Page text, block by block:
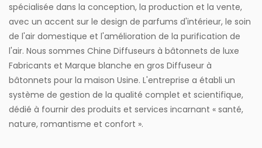
spécialisée dans la conception, la production et la vente,
avec un accent sur le design de parfums d'intérieur, le soin
de l'air domestique et l'amélioration de la purification de
l'air. Nous sommes Chine Diffuseurs à bâtonnets de luxe
Fabricants et Marque blanche en gros Diffuseur à
bâtonnets pour la maison Usine. L'entreprise a établi un
système de gestion de la qualité complet et scientifique,
dédié à fournir des produits et services incarnant « santé,
nature, romantisme et confort ».